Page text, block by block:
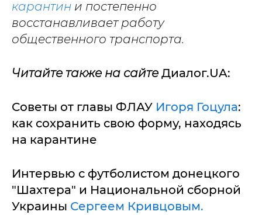
карантин и постепенно
восстанавливает работу
общественного транспорта.
Читайте также на сайте Диалог.UA:
Советы от главы ФЛАУ Игоря Гоцула:
как сохранить свою форму, находясь
на карантине
Интервью с футболистом донецкого
"Шахтера" и Национальной сборной
Украины Сергеем Кривцовым.